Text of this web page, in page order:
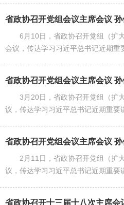
6月10日，省政协召开党组（扩
会议，传达学习习近平总书记近期重
3月20日，省政协召开党组（扩
议，传达学习习近平总书记近期重要
2月11日，省政协召开党组（扩
议，传达学习习近平总书记近期重要